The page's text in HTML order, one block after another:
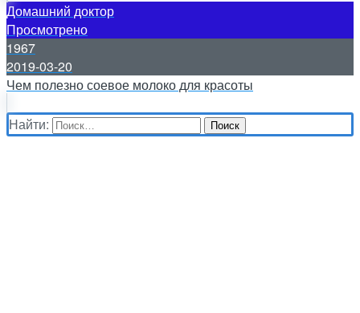
Домашний доктор
Просмотрено
1967
2019-03-20
Чем полезно соевое молоко для красоты
Найти: